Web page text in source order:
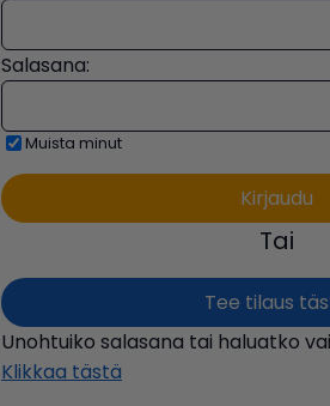
Salasana:
Muista minut
Tai
Tee tilaus
Unohtuiko salasana tai haluatko
Klikkaa tästä